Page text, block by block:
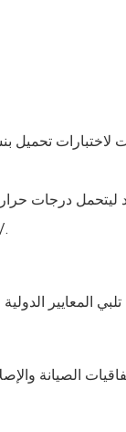
/ 122 درجة فهرنهايت، ولكن يمكن تخصيصه أيضًا للبيئات ذات درجات الحرارة المرتفعة أو المنخفضة.
الصيانة